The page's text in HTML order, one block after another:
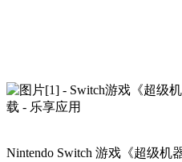
Nintendo Switch 游戏《超级机